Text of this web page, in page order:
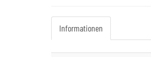
Informationen